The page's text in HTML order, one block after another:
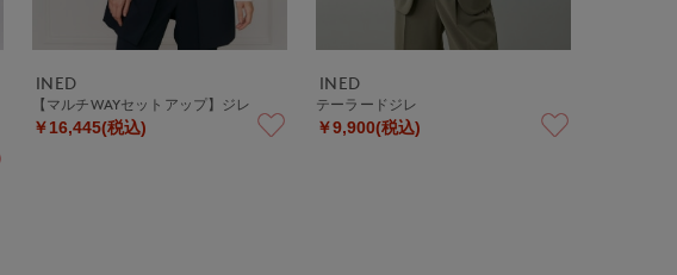
INED
【マルチWAYセットアップ】ジレ
￥16,445(税込)
INED
テーラードジレ
￥9,900(税込)